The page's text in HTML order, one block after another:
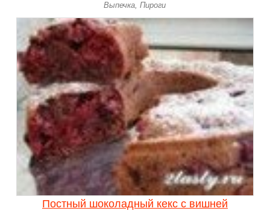
Выпечка, Пироги
Постный шоколадный кекс с вишней